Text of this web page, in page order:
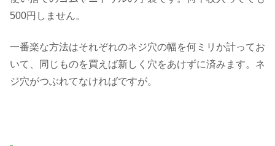
500円しません。
一番楽な方法はそれぞれのネジ穴の幅を何ミリか計ってお
いて、同じものを買えば新しく穴をあけずに済みます。ネ
ジ穴がつぶれてなければですが。